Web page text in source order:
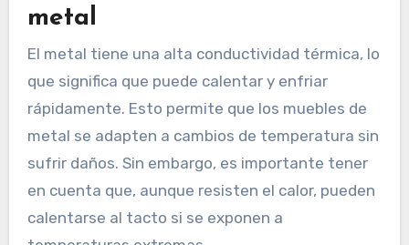
metal
El metal tiene una alta conductividad térmica, lo
que significa que puede calentar y enfriar
rápidamente. Esto permite que los muebles de
metal se adapten a cambios de temperatura sin
sufrir daños. Sin embargo, es importante tener
en cuenta que, aunque resisten el calor, pueden
calentarse al tacto si se exponen a